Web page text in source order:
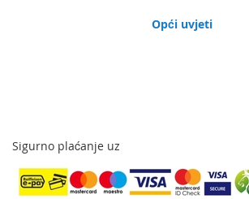
Opći uvjeti
Sigurno plaćanje uz